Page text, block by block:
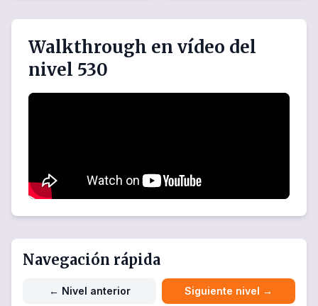
Walkthrough en vídeo del
nivel 530
Navegación rápida
← Nivel anterior Siguiente nivel →